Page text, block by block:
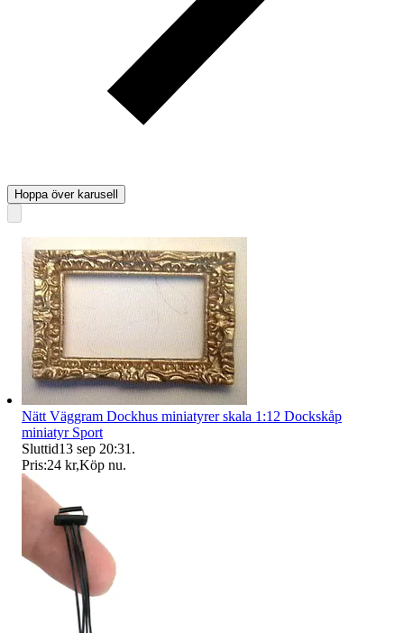
Hoppa över karusell
Nätt Väggram Dockhus miniatyrer skala 1:12 Dockskåp
miniatyr Sport
Sluttid13 sep 20:31 .
Pris:24 kr,Köp nu.